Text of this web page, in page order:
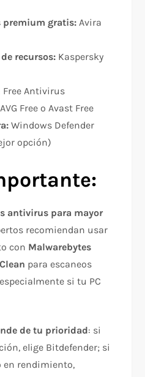
premium gratis: Avira
recursos: Kaspersky
Free Antivirus​
AVG Free o Avast Free​
Windows Defender
opción)​
antivirus para mayor
recomiendan usar
con Malwarebytes
para escaneos
si tu PC
de tu prioridad: si
elige Bitdefender; si
en rendimiento,